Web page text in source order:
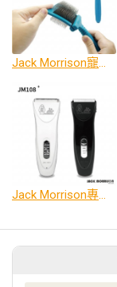
Jack Morrison寵物雙面針